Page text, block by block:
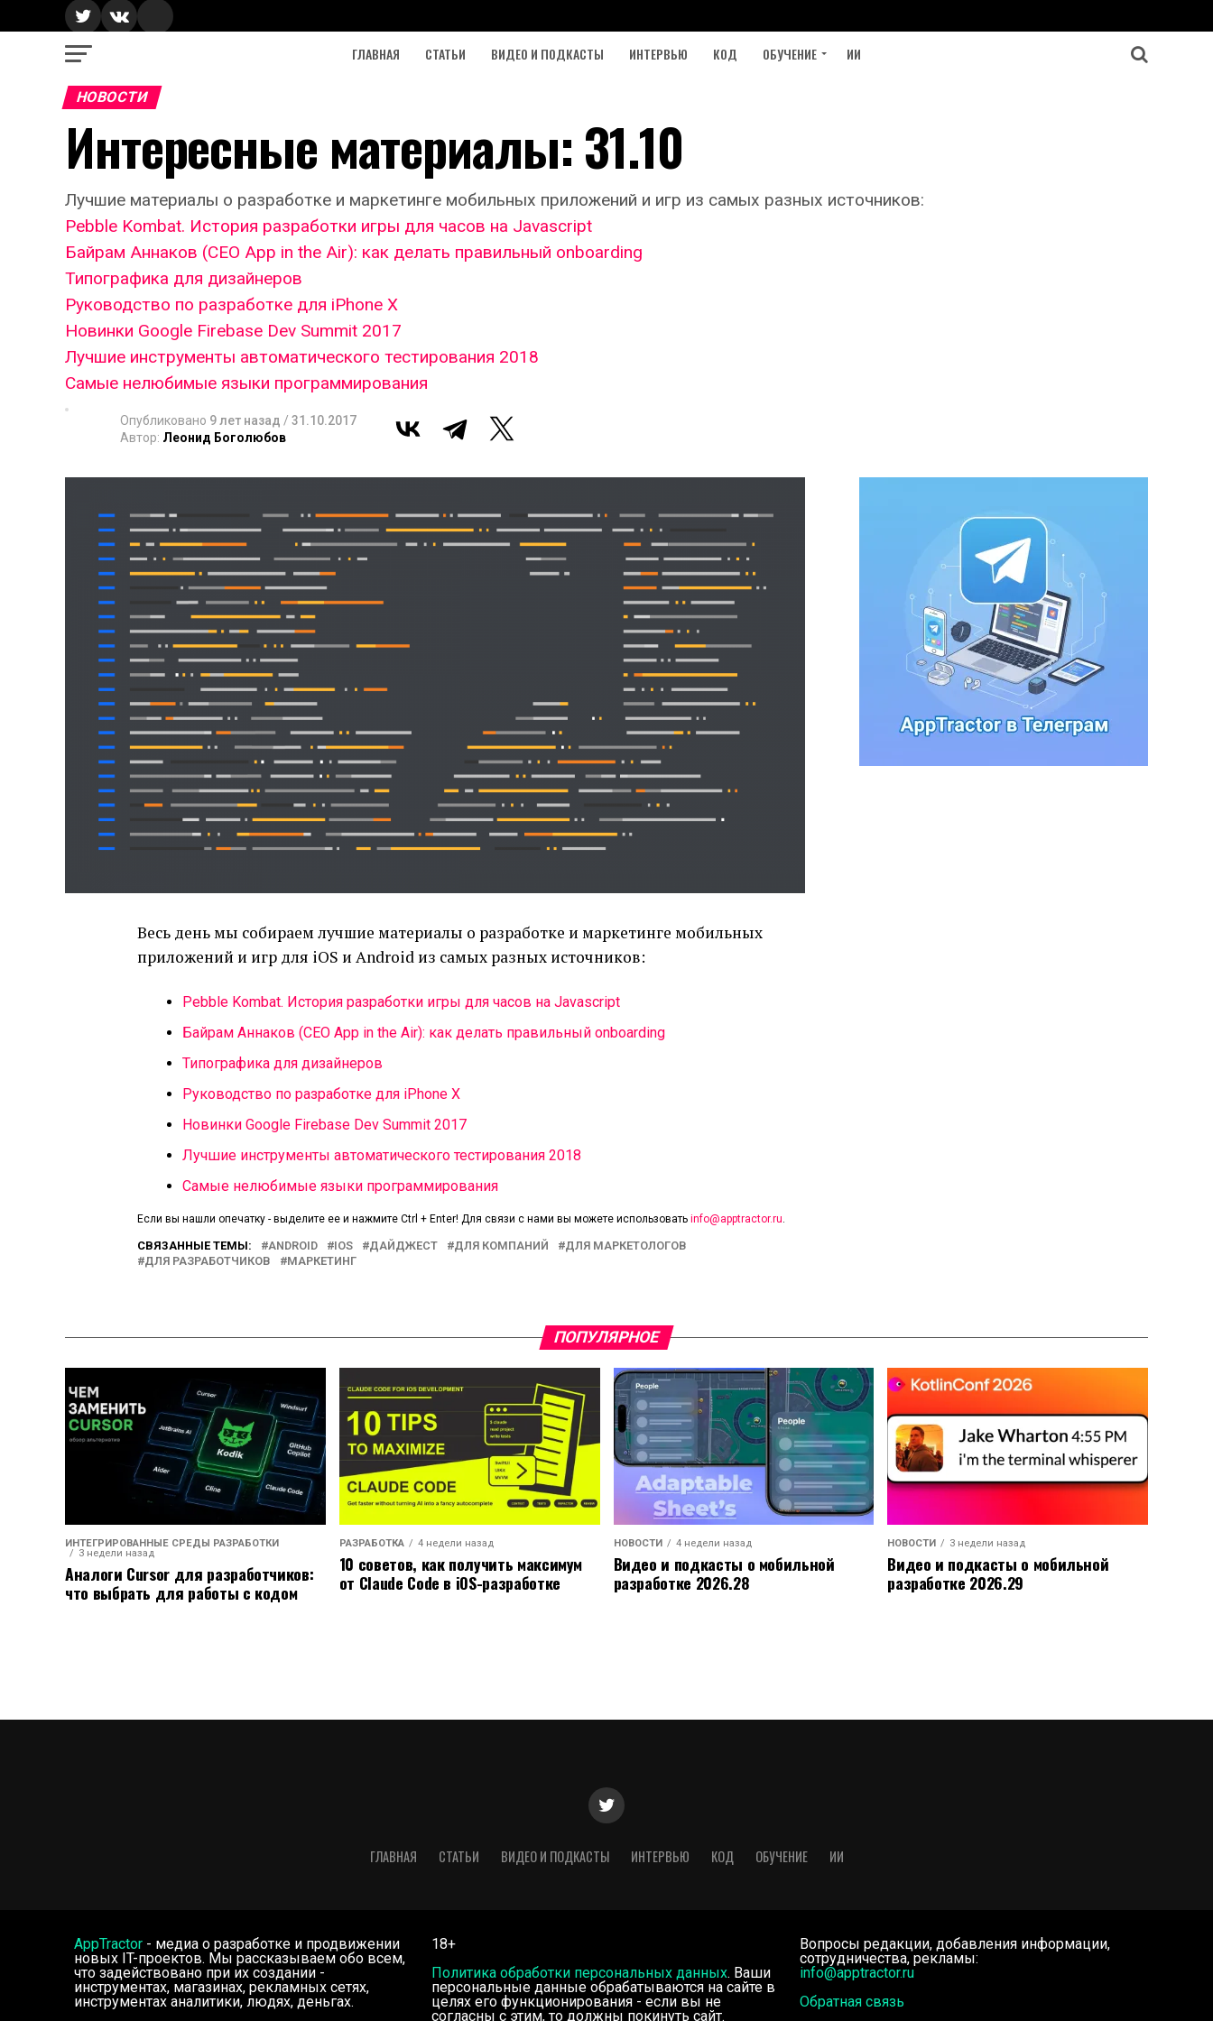
ГЛАВНАЯ СТАТЬИ ВИДЕО И ПОДКАСТЫ ИНТЕРВЬЮ КОД ОБУЧЕНИЕ ИИ
НОВОСТИ
Интересные материалы: 31.10
Лучшие материалы о разработке и маркетинге мобильных приложений и игр из самых разных источников:
Pebble Kombat. История разработки игры для часов на Javascript
Байрам Аннаков (CEO App in the Air): как делать правильный onboarding
Типографика для дизайнеров
Руководство по разработке для iPhone X
Новинки Google Firebase Dev Summit 2017
Лучшие инструменты автоматического тестирования 2018
Самые нелюбимые языки программирования
Опубликовано 9 лет назад / 31.10.2017
Автор: Леонид Боголюбов
Весь день мы собираем лучшие материалы о разработке и маркетинге мобильных
приложений и игр для iOS и Android из самых разных источников:
Pebble Kombat. История разработки игры для часов на Javascript
Байрам Аннаков (CEO App in the Air): как делать правильный onboarding
Типографика для дизайнеров
Руководство по разработке для iPhone X
Новинки Google Firebase Dev Summit 2017
Лучшие инструменты автоматического тестирования 2018
Самые нелюбимые языки программирования
Если вы нашли опечатку - выделите ее и нажмите Ctrl + Enter! Для связи с нами вы можете использовать info@apptractor.ru.
СВЯЗАННЫЕ ТЕМЫ: ANDROID IOS ДАЙДЖЕСТ ДЛЯ КОМПАНИЙ
ДЛЯ МАРКЕТОЛОГОВ
ДЛЯ РАЗРАБОТЧИКОВ
МАРКЕТИНГ
ПОПУЛЯРНОЕ
ИНТЕГРИРОВАННЫЕ СРЕДЫ РАЗРАБОТКИ
3 недели назад
Аналоги Cursor для разработчиков:
что выбрать для работы с кодом
РАЗРАБОТКА 4 недели назад
10 советов, как получить максимум
от Claude Code в iOS-разработке
НОВОСТИ 4 недели назад
Видео и подкасты о мобильной
разработке 2026.28
НОВОСТИ 3 недели назад
Видео и подкасты о мобильной
разработке 2026.29
ГЛАВНАЯ СТАТЬИ ВИДЕО И ПОДКАСТЫ ИНТЕРВЬЮ КОД ОБУЧЕНИЕ ИИ
AppTractor - медиа о разработке и продвижении
новых IT-проектов. Мы рассказываем обо всем,
что задействовано при их создании -
инструментах, магазинах, рекламных сетях,
инструментах аналитики, людях, деньгах.
18+
Политика обработки персональных данных. Ваши
персональные данные обрабатываются на сайте в
целях его функционирования - если вы не
согласны с этим, то должны покинуть сайт.
Вопросы редакции, добавления информации,
сотрудничества, рекламы:
info@apptractor.ru
Обратная связь